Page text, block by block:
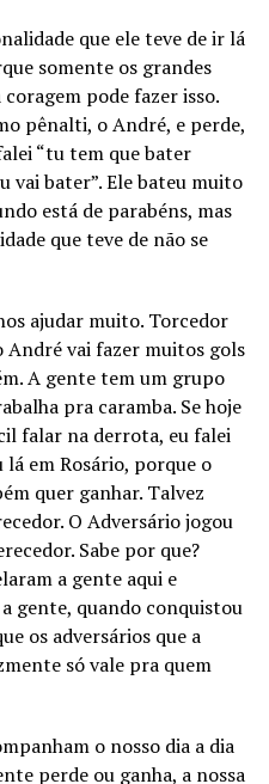
que ele teve de ir lá
somente os grandes
pode fazer isso.
pênalti, o André, e perde,
“tu tem que bater
vai bater”. Ele bateu muito
está de parabéns, mas
que teve de não se
ajudar muito. Torcedor
André vai fazer muitos gols
A gente tem um grupo
pra caramba. Se hoje
falar na derrota, eu falei
lá em Rosário, porque o
quer ganhar. Talvez
O Adversário jogou
Sabe por que?
a gente aqui e
gente, quando conquistou
os adversários que a
só vale pra quem
o nosso dia a dia
perde ou ganha, a nossa